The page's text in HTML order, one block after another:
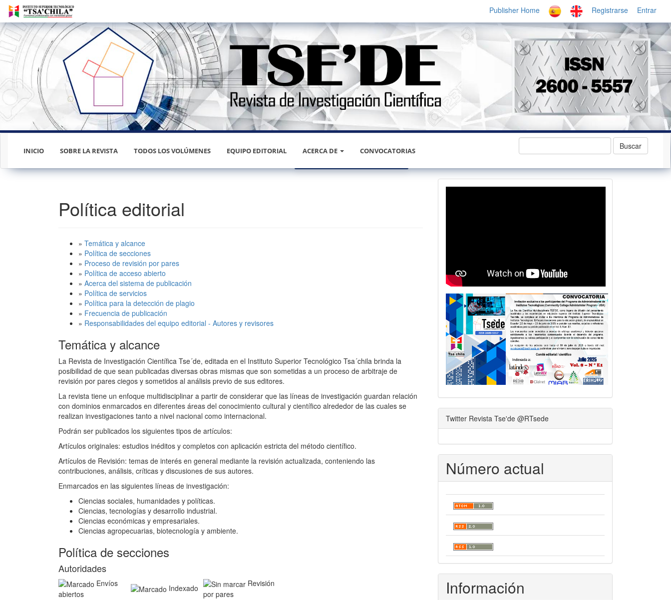
Navegación
principal
Contenido
principal
Barra
lateral
Publisher Home Registrarse Entrar
INICIO SOBRE LA REVISTA TODOS LOS VOLÚMENES EQUIPO EDITORIAL ACERCA DE CONVOCATORIAS Buscar
Política editorial
» Temática y alcance
» Política de secciones
» Proceso de revisión por pares
» Política de acceso abierto
» Acerca del sistema de publicación
» Política de servicios
» Política para la detección de plagio
» Frecuencia de publicación
» Responsabilidades del equipo editorial - Autores y revisores
Temática y alcance
La Revista de Investigación Científica Tse´de, editada en el Instituto Superior Tecnológico Tsa´chila brinda la
posibilidad de que sean publicadas diversas obras mismas que son sometidas a un proceso de arbitraje de
revisión por pares ciegos y sometidos al análisis previo de sus editores.
La revista tiene un enfoque multidisciplinar a partir de considerar que las líneas de investigación guardan relación
con dominios enmarcados en diferentes áreas del conocimiento cultural y científico alrededor de las cuales se
realizan investigaciones tanto a nivel nacional como internacional.
Podrán ser publicados los siguientes tipos de artículos:
Artículos originales: estudios inéditos y completos con aplicación estricta del método científico.
Artículos de Revisión: temas de interés en general mediante la revisión actualizada, conteniendo las
contribuciones, análisis, críticas y discusiones de sus autores.
Enmarcados en las siguientes líneas de investigación:
Ciencias sociales, humanidades y políticas.
Ciencias, tecnologías y desarrollo industrial.
Ciencias económicas y empresariales.
Ciencias agropecuarias, biotecnología y ambiente.
Política de secciones
Autoridades
Envíos
abiertos
Indexado
Revisión
por pares
revistavideo
Twitter Revista Tse'de @RTsede
Número actual
Información